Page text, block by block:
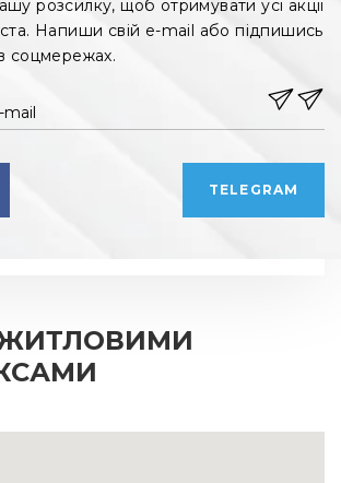
розсилку, щоб отримувати усі акції
Напиши свій e-mail або підпишись
соцмережах.
mail
TELEGRAM
ЖИТЛОВИМИ